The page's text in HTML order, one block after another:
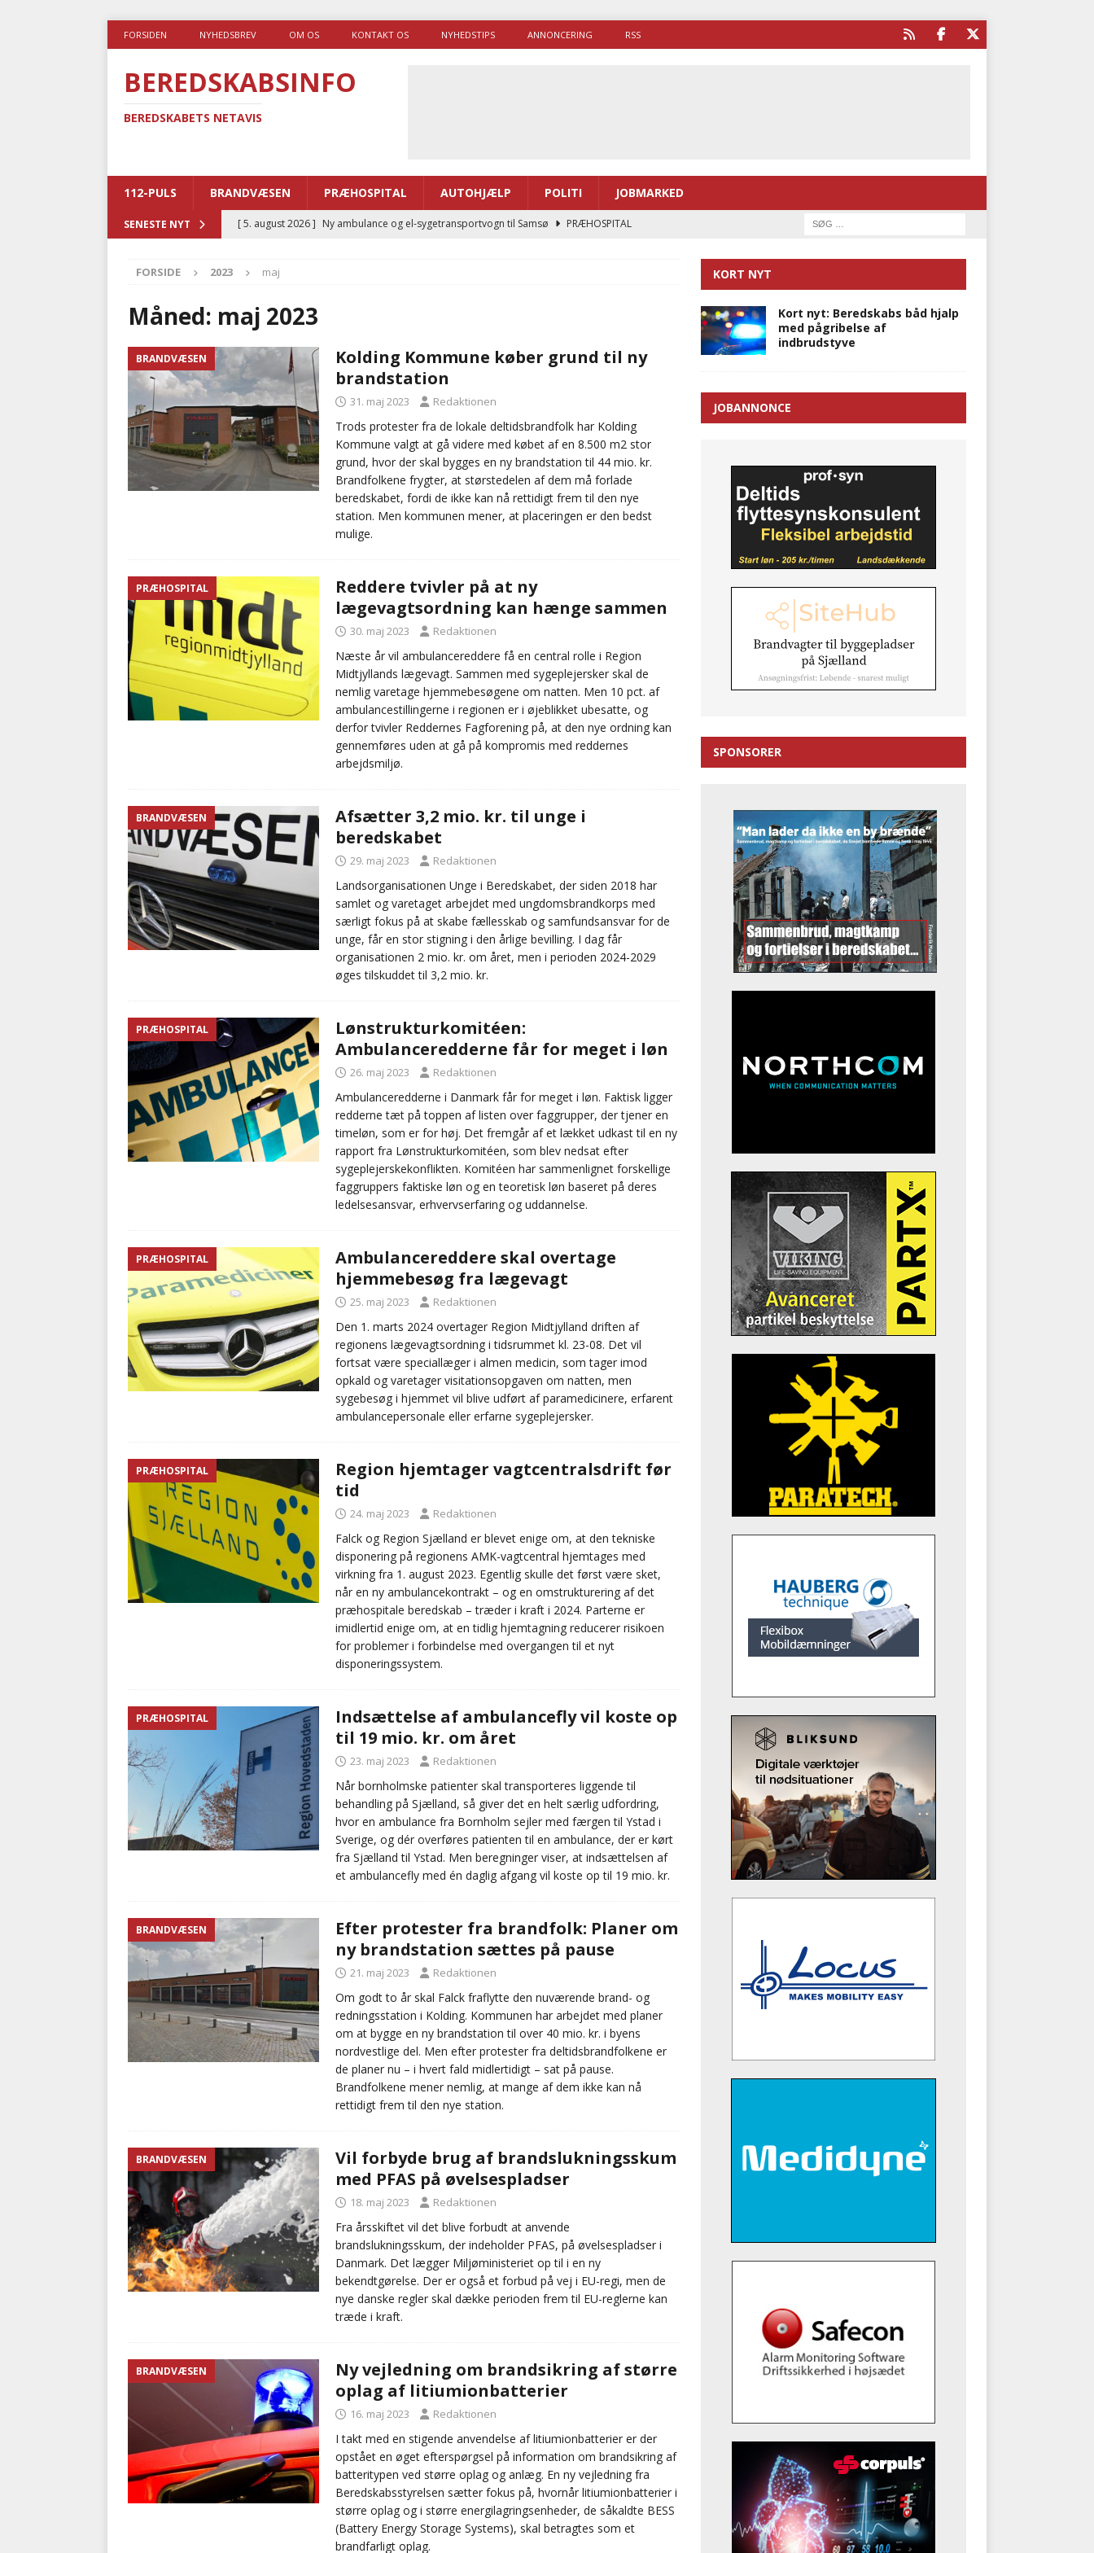
FORSIDEN NYHEDSBREV OM OS KONTAKT OS NYHEDSTIPS ANNONCERING RSS
BEREDSKABSINFO
BEREDSKABETS NETAVIS
112-PULS BRANDVÆSEN PRÆHOSPITAL AUTOHJÆLP POLITI JOBMARKED
SENESTE NYT [ 5. august 2026 ] Ny ambulance og el-sygetransportvogn til Samsø
PRÆHOSPITAL
BRANDVÆSEN
[ 4. august 2026 ]
kriminalitet
[ 3. august 2026 ]
Kommunerne driver flere brandstationer, mens Falcks andel fortsætter
med at falde
BRANDVÆSEN
[ 5. august 2026 ]
i det offentlige
PRÆHOSPITAL
FORSIDE 2023 maj
Måned: maj 2023
BRANDVÆSEN
Kolding Kommune køber grund til ny
brandstation
31. maj 2023 Redaktionen
Trods protester fra de lokale deltidsbrandfolk har Kolding
Kommune valgt at gå videre med købet af en 8.500 m2 stor
grund, hvor der skal bygges en ny brandstation til 44 mio. kr.
Brandfolkene frygter, at størstedelen af dem må forlade
beredskabet, fordi de ikke kan nå rettidigt frem til den nye
station. Men kommunen mener, at placeringen er den bedst
mulige.
PRÆHOSPITAL
Reddere tvivler på at ny
lægevagtsordning kan hænge sammen
30. maj 2023 Redaktionen
Næste år vil ambulancereddere få en central rolle i Region
Midtjyllands lægevagt. Sammen med sygeplejersker skal de
nemlig varetage hjemmebesøgene om natten. Men 10 pct. af
ambulancestillingerne i regionen er i øjeblikket ubesatte, og
derfor tvivler Reddernes Fagforening på, at den nye ordning kan
gennemføres uden at gå på kompromis med reddernes
arbejdsmiljø.
BRANDVÆSEN
Afsætter 3,2 mio. kr. til unge i
beredskabet
29. maj 2023 Redaktionen
Landsorganisationen Unge i Beredskabet, der siden 2018 har
samlet og varetaget arbejdet med ungdomsbrandkorps med
særligt fokus på at skabe fællesskab og samfundsansvar for de
unge, får en stor stigning i den årlige bevilling. I dag får
organisationen 2 mio. kr. om året, men i perioden 2024-2029
øges tilskuddet til 3,2 mio. kr.
PRÆHOSPITAL
Lønstrukturkomitéen:
Ambulanceredderne får for meget i løn
26. maj 2023 Redaktionen
Ambulanceredderne i Danmark får for meget i løn. Faktisk ligger
redderne tæt på toppen af listen over faggrupper, der tjener en
timeløn, som er for høj. Det fremgår af et lækket udkast til en ny
rapport fra Lønstrukturkomitéen, som blev nedsat efter
sygeplejerskekonflikten. Komitéen har sammenlignet forskellige
faggruppers faktiske løn og en teoretisk løn baseret på deres
ledelsesansvar, erhvervserfaring og uddannelse.
PRÆHOSPITAL
Ambulancereddere skal overtage
hjemmebesøg fra lægevagt
25. maj 2023 Redaktionen
Den 1. marts 2024 overtager Region Midtjylland driften af
regionens lægevagtsordning i tidsrummet kl. 23-08. Det vil
fortsat være speciallæger i almen medicin, som tager imod
opkald og varetager visitationsopgaven om natten, men
sygebesøg i hjemmet vil blive udført af paramedicinere, erfarent
ambulancepersonale eller erfarne sygeplejersker.
PRÆHOSPITAL
Region hjemtager vagtcentralsdrift før
tid
24. maj 2023 Redaktionen
Falck og Region Sjælland er blevet enige om, at den tekniske
disponering på regionens AMK-vagtcentral hjemtages med
virkning fra 1. august 2023. Egentlig skulle det først være sket,
når en ny ambulancekontrakt – og en omstrukturering af det
præhospitale beredskab – træder i kraft i 2024. Parterne er
imidlertid enige om, at en tidlig hjemtagning reducerer risikoen
for problemer i forbindelse med overgangen til et nyt
disponeringssystem.
PRÆHOSPITAL
Indsættelse af ambulancefly vil koste op
til 19 mio. kr. om året
23. maj 2023 Redaktionen
Når bornholmske patienter skal transporteres liggende til
behandling på Sjælland, så giver det en helt særlig udfordring,
hvor en ambulance fra Bornholm sejler med færgen til Ystad i
Sverige, og dér overføres patienten til en ambulance, der er kørt
fra Sjælland til Ystad. Men beregninger viser, at indsættelsen af
et ambulancefly med én daglig afgang vil koste op til 19 mio. kr.
BRANDVÆSEN
Efter protester fra brandfolk: Planer om
ny brandstation sættes på pause
21. maj 2023 Redaktionen
Om godt to år skal Falck fraflytte den nuværende brand- og
redningsstation i Kolding. Kommunen har arbejdet med planer
om at bygge en ny brandstation til over 40 mio. kr. i byens
nordvestlige del. Men efter protester fra deltidsbrandfolkene er
de planer nu – i hvert fald midlertidigt – sat på pause.
Brandfolkene mener nemlig, at mange af dem ikke kan nå
rettidigt frem til den nye station.
BRANDVÆSEN
Vil forbyde brug af brandslukningsskum
med PFAS på øvelsespladser
18. maj 2023 Redaktionen
Fra årsskiftet vil det blive forbudt at anvende
brandslukningsskum, der indeholder PFAS, på øvelsespladser i
Danmark. Det lægger Miljøministeriet op til i en ny
bekendtgørelse. Der er også et forbud på vej i EU-regi, men de
nye danske regler skal dække perioden frem til EU-reglerne kan
træde i kraft.
BRANDVÆSEN
Ny vejledning om brandsikring af større
oplag af litiumionbatterier
16. maj 2023 Redaktionen
I takt med en stigende anvendelse af litiumionbatterier er der
opstået en øget efterspørgsel på information om brandsikring af
batteritypen ved større oplag og anlæg. En ny vejledning fra
Beredskabsstyrelsen sætter fokus på, hvornår litiumionbatterier i
større oplag og i større energilagringsenheder, de såkaldte BESS
(Battery Energy Storage Systems), skal betragtes som et
brandfarligt oplag.
KORT NYT
Kort nyt: Beredskabs båd hjalp
med pågribelse af
indbrudstyve
JOBANNONCE
SPONSORER